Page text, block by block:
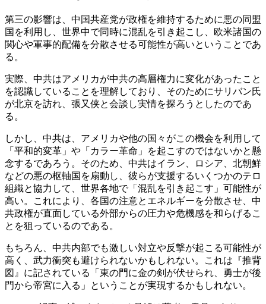
第三の影響は、中国共産党が政権を維持するために悪の同盟
国を利用し、世界中で同時に混乱を引き起こし、欧米諸国の
関心や軍事的配備を分散させる可能性が高いということであ
る。
実際、中共はアメリカが中共の高層権力に変化があったこと
を認識していることを理解しており、そのためにサリバン氏
が北京を訪れ、張又侠と会談し実情を探ろうとしたのであ
る。
しかし、中共は、アメリカや他の国々がこの機会を利用して
「平和的変革」や「カラー革命」を起こすのではないかと懸
念するであろう。そのため、中共はイラン、ロシア、北朝鮮
などの悪の枢軸国を扇動し、彼らが支援するいくつかのテロ
組織と協力して、世界各地で「混乱を引き起こす」可能性が
高い。これにより、各国の注意とエネルギーを分散させ、中
共政権が直面している外部からの圧力や危機感を和らげるこ
とを狙っているのである。
もちろん、中共内部でも激しい対立や反撃が起こる可能性が
高く、武力衝突も避けられないかもしれない。これは『推背
図』に記されている「東の門に金の剣が伏せられ、勇士が後
門から帝宮に入る」ということが実現するかもしれない。